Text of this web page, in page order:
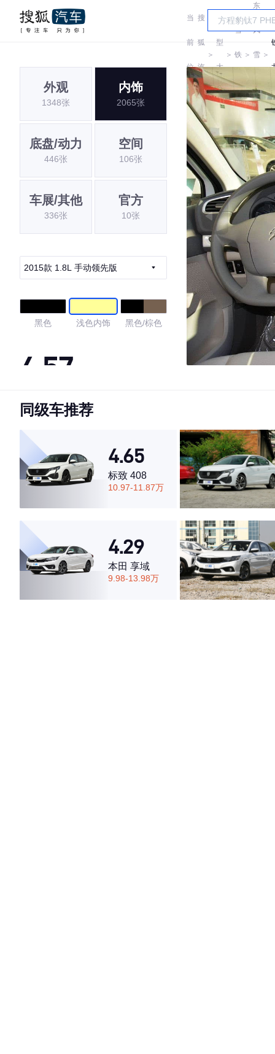
当
前
位
置:
搜
狐
汽
车
＞
车
型
大
全
＞
雪
铁 ＞
东
风
雪
龙
＞
外观
1348张
内饰
2065张
底盘/动力
446张
空间
106张
车展/其他
336张
官方
10张
2015款 1.8L 手动领先版
黑色 浅色内饰 黑色/棕色
4.57
·外观表现一般，低于64%同级车
·空间表现较为优秀，优于60%同级车
同级车推荐
4.65
标致 408
10.97-11.87万
4.29
本田 享域
9.98-13.98万